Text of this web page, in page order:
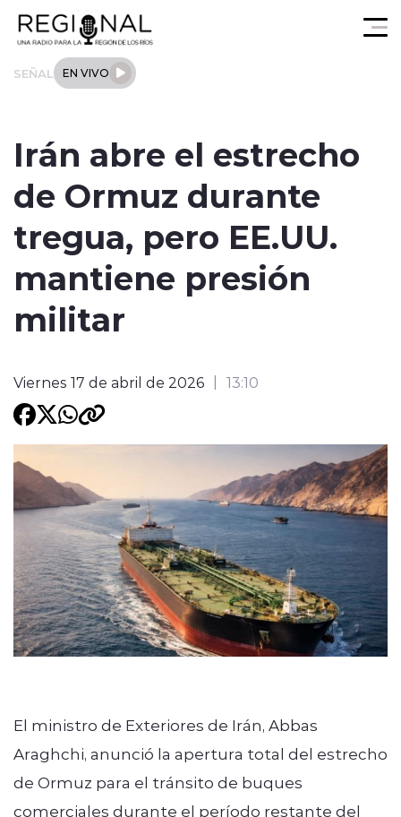
SEÑAL EN VIVO
Tendencias
Internacional
Entrevistas
modo claro
Irán abre el estrecho
de Ormuz durante
tregua, pero EE.UU.
mantiene presión
militar
Viernes 17 de abril de 2026 13:10
El ministro de Exteriores de Irán, Abbas
Araghchi, anunció la apertura total del estrecho
de Ormuz para el tránsito de buques
comerciales durante el período restante del